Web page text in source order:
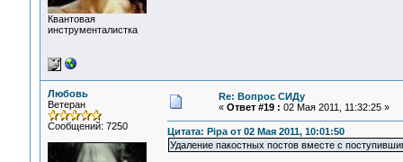
Квантовая
инструменталистка
Любовь
Ветеран
Сообщений: 7250
Re: Вопрос СИДу
« Ответ #19 : 02 Мая 2011, 11:32:25 »
Цитата: Pipa от 02 Мая 2011, 10:01:50
Удаление пакостных постов вместе с